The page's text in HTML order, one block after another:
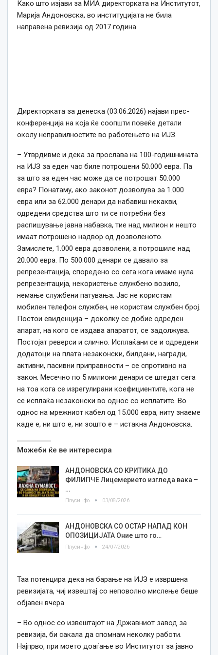
Како што изјави за МИА директорката на Институтот,
Марија Андоновска, во институцијата не била
направена ревизија од 2017 година.
Директорката за денеска (03.06.2026) најави прес-
конференција на која ќе соопшти повеќе детали
околу неправилностите во работењето на ИЈЗ.
– Утврдивме и дека за прослава на 100-годишнината
на ИЈЗ за еден час биле потрошени 50.000 евра. Па
за што за еден час може да се потрошат 50.000
евра? Понатаму, ако законот дозволува за 1.000
евра или за 62.000 денари да набавиш некакви,
одредени средства што ти се потребни без
распишување јавна набавка, тие над милион и нешто
имаат потрошено надвор од дозволеното.
Замислете, 1.000 евра дозволени, а потрошиле над
20.000 евра. По 500.000 денари се давало за
репрезентација, споредено со сега кога имаме нула
репрезентација, некористење службено возило,
немање службени патувања. Јас не користам
мобилен телефон службен, не користам службен број.
Постои евиденција – доколку се добие одреден
апарат, на кого се издава апаратот, се задолжува.
Постојат реверси и слично. Исплаќани се и одредени
додатоци на плата незаконски, билдани, награди,
активни, пасивни приправности – се спротивно на
закон. Месечно по 5 милиони денари се штедат сега
на тоа кога се изрегулирани коефициентите, кога не
се исплаќа незаконски во однос со исплатите. Во
однос на мрежниот кабел од 15.000 евра, ниту знаеме
каде е, ни што е, ни зошто е – истакна Андоновска.
Можеби ќе ве интересира
АНДОНОВСКА СО КРИТИКА ДО
ФИЛИПЧЕ Лицемерието изгледа вака –
…
Плусинфо 03/08/2026
АНДОНОВСКА СО ОСТАР НАПАД КОН
ОПОЗИЦИЈАТА Оние што го…
Плусинфо 24/07/2026
Таа потенцира дека на барање на ИЈЗ е извршена
ревизијата, чиј извештај со неповолно мислење беше
објавен вчера.
– Во однос со извештајот на Државниот завод за
ревизија, би сакала да спомнам неколку работи.
Најпрво, при моето доаѓање во Институтот за јавно